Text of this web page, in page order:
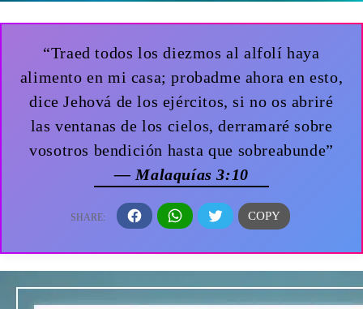
“Traed todos los diezmos al alfolí haya
alimento en mi casa; probadme ahora en esto,
dice Jehová de los ejércitos, si no os abriré
las ventanas de los cielos, derramaré sobre
vosotros bendición hasta que sobreabunde”
— Malaquías 3:10